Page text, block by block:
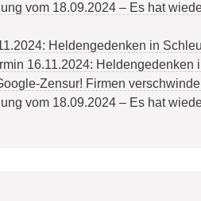
vom 18.09.2024 – Es hat
Heldengedenken in
16.11.2024: Heldengedenken
Zensur! Firmen
vom 18.09.2024 – Es hat